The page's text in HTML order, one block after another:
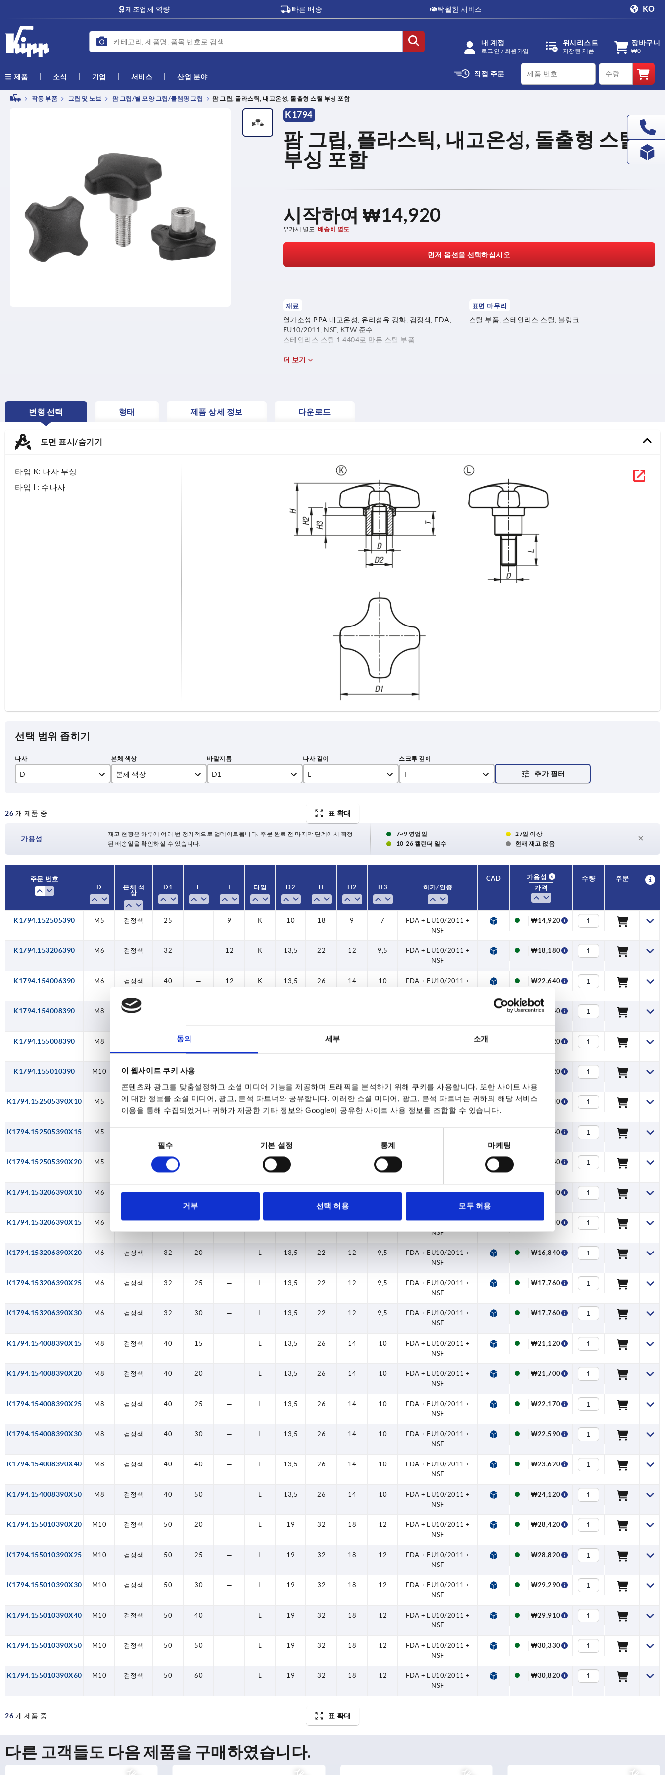
동의 세부 소개
이 웹사이트 쿠키 사용
콘텐츠와 광고를 맞춤설정하고 소셜 미디어 기능을 제공하며 트래픽을 분석하기 위해 쿠키를 사용합니다. 또한 사이트 사용
에 대한 정보를 소셜 미디어, 광고, 분석 파트너와 공유합니다. 이러한 소셜 미디어, 광고, 분석 파트너는 귀하의 해당 서비스
이용을 통해 수집되었거나 귀하가 제공한 기타 정보와 Google이 공유한 사이트 사용 정보를 조합할 수 있습니다.
필수 기본 설정 통계 마케팅
거부 선택 허용 모두 허용
제조업체 역량 빠른 배송 탁월한 서비스 KO
내 계정
로그인 / 회원가입
위시리스트
저장된 제품
장바구니
₩0
제품 소식 기업 서비스 산업 분야 직접 주문
productCode qty
작동 부품 그립 및 노브 팜 그립/별 모양 그립/클램핑 그립 팜 그립, 플라스틱, 내고온성, 돌출형 스틸 부싱 포함
K1794
팜 그립, 플라스틱, 내고온성, 돌출형 스틸
부싱 포함
시작하여₩14,920
부가세 별도 배송비 별도
먼저 옵션을 선택하십시오
재료
열가소성 PPA 내고온성, 유리섬유 강화, 검정색, FDA,
EU10/2011, NSF, KTW 준수.
스테인리스 스틸 1.4404로 만든 스틸 부품.
표면 마무리
스틸 부품, 스테인리스 스틸, 블랭크.
더 보기
변형 선택
CURRENT
형태 제품 상세 정보 다운로드
도면 표시/숨기기
타입 K: 나사 부싱
타입 L: 수나사
선택 범위 좁히기
D
M6
M10
본체 색상 D1
40
50
L
15
20
25
40
50
T
17
26 개 제품 중 표 확대
가용성
재고 현황은 하루에 여러 번 정기적으로 업데이트됩니다. 주문 완료 전 마지막 단계에서 확정
된 배송일을 확인하실 수 있습니다.
7~9 영업일
27일 이상
10-26 캘린더 일수
현재 재고 없음
주문 번호
D
본체 색
상
D1 L T 타입 D2 H H2 H3 허가/ 인증
CAD
가용성
가격
수량 주문
K1794.152505390 M5 검정색 25 — 9 K 10 18 9 7
FDA + EU10/2011 +
NSF
₩14,920
K1794.153206390 M6 검정색 32 — 12 K 13,5 22 12 9,5
FDA + EU10/2011 +
NSF
₩18,180
K1794.154006390 M6 검정색 40 — 12 K 13,5 26 14 10
FDA + EU10/2011 +
₩22,640
K1794.154008390 M8 검정색 ₩22,640
K1794.155008390 M8 32 ₩30,820
K1794.155010390 M10 검정색 50 ₩30,820
K1794.152505390X10 M5 검정색 25 10 — L 10 18 9 7
FDA + EU10/2011 +
NSF
₩15,440
K1794.152505390X15 M5 ₩15,440
K1794.152505390X20 M5 25 10 7 ₩15,440
K1794.153206390X10 M6 검정색 32 10 — L 13,5 22 12 9,5
FDA + EU10/2011 +
₩16,840
K1794.153206390X15 M6 검정색 32 15 — L 13,5 22 12 9,5
FDA + EU10/2011 +
NSF
₩16,840
K1794.153206390X20 M6 검정색 32 20 — L 13,5 22 12 9,5
FDA + EU10/2011 +
NSF
₩16,840
K1794.153206390X25 M6 검정색 32 25 — L 13,5 22 12 9,5
FDA + EU10/2011 +
NSF
₩17,760
K1794.153206390X30 M6 검정색 32 30 — L 13,5 22 12 9,5
FDA + EU10/2011 +
NSF
₩17,760
K1794.154008390X15 M8 검정색 40 15 — L 13,5 26 14 10
FDA + EU10/2011 +
NSF
₩21,120
K1794.154008390X20 M8 검정색 40 20 — L 13,5 26 14 10
FDA + EU10/2011 +
NSF
₩21,700
K1794.154008390X25 M8 검정색 40 25 — L 13,5 26 14 10
FDA + EU10/2011 +
NSF
₩22,170
K1794.154008390X30 M8 검정색 40 30 — L 13,5 26 14 10
FDA + EU10/2011 +
NSF
₩22,590
K1794.154008390X40 M8 검정색 40 40 — L 13,5 26 14 10
FDA + EU10/2011 +
NSF
₩23,620
K1794.154008390X50 M8 검정색 40 50 — L 13,5 26 14 10
FDA + EU10/2011 +
NSF
₩24,120
K1794.155010390X20 M10 검정색 50 20 — L 19 32 18 12
FDA + EU10/2011 +
NSF
₩28,420
K1794.155010390X25 M10 검정색 50 25 — L 19 32 18 12
FDA + EU10/2011 +
NSF
₩28,820
K1794.155010390X30 M10 검정색 50 30 — L 19 32 18 12
FDA + EU10/2011 +
NSF
₩29,290
K1794.155010390X40 M10 검정색 50 40 — L 19 32 18 12
FDA + EU10/2011 +
NSF
₩29,910
K1794.155010390X50 M10 검정색 50 50 — L 19 32 18 12
FDA + EU10/2011 +
NSF
₩30,330
K1794.155010390X60 M10 검정색 50 60 — L 19 32 18 12
FDA + EU10/2011 +
NSF
₩30,820
26 개 제품 중 표 확대
다른 고객들도 다음 제품을 구매하였습니다.